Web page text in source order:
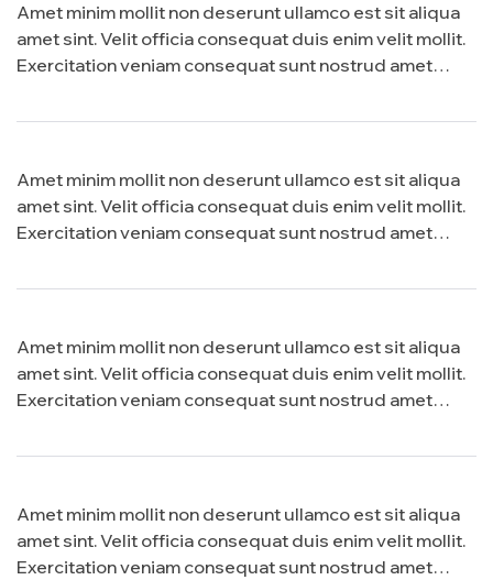
Amet minim mollit non deserunt ullamco est sit aliqua
amet sint. Velit officia consequat duis enim velit mollit.
Exercitation veniam consequat sunt nostrud amet…
Amet minim mollit non deserunt ullamco est sit aliqua
amet sint. Velit officia consequat duis enim velit mollit.
Exercitation veniam consequat sunt nostrud amet…
Amet minim mollit non deserunt ullamco est sit aliqua
amet sint. Velit officia consequat duis enim velit mollit.
Exercitation veniam consequat sunt nostrud amet…
Amet minim mollit non deserunt ullamco est sit aliqua
amet sint. Velit officia consequat duis enim velit mollit.
Exercitation veniam consequat sunt nostrud amet…